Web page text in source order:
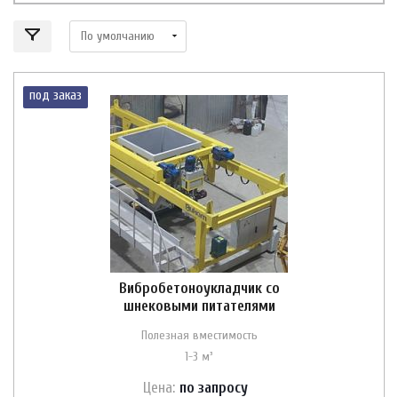
под заказ
Вибробетоноукладчик со
шнековыми питателями
Полезная вместимость
1-3 м³
Цена: по запросу